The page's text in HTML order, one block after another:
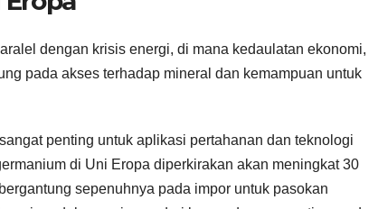
dengan krisis energi, di mana kedaulatan ekonomi,
pada akses terhadap mineral dan kemampuan untuk
penting untuk aplikasi pertahanan dan teknologi
di Uni Eropa diperkirakan akan meningkat 30
sepenuhnya pada impor untuk pasokan